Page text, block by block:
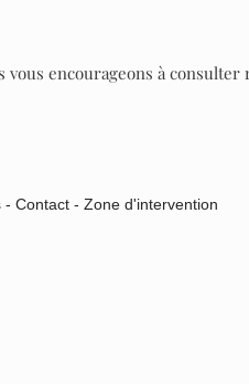
encourageons à
- Contact- Zone d'intervention